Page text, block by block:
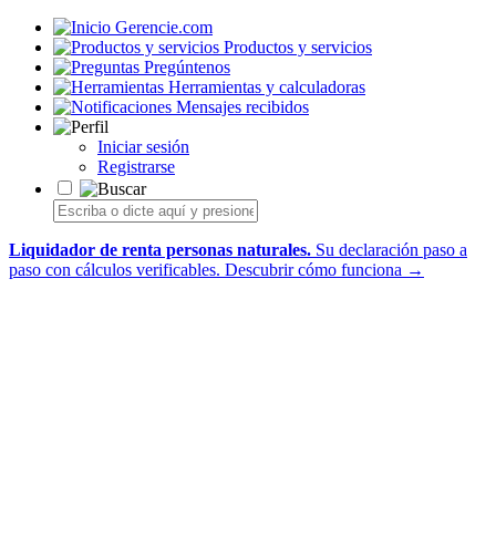
Gerencie.com
Productos y servicios
Pregúntenos
Herramientas y calculadoras
Mensajes recibidos
Iniciar sesión
Registrarse
Liquidador de renta personas naturales. Su declaración paso a
paso con cálculos verificables. Descubrir cómo funciona →